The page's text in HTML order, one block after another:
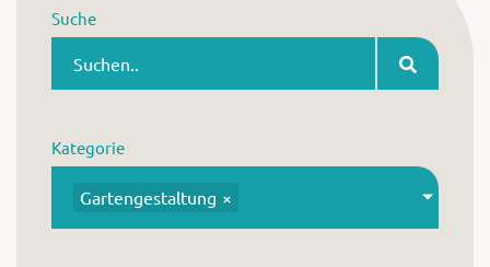
Login
Suche
Kategorie
Gartengestaltung ×